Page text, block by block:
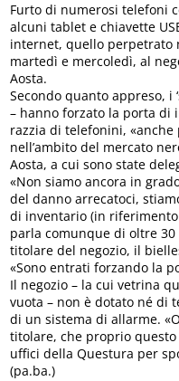
Furto di numerosi telefoni
alcuni tablet e chiavette
internet, quello perpetrato
martedì e mercoledì, al
Aosta.
Secondo quanto appreso, i
– hanno forzato la porta di
razzia di telefonini,
nell’ambito del mercato
Aosta, a cui sono state
«Non siamo ancora in
del danno arrecatoci,
di inventario (in
parla comunque di oltre
titolare del negozio, il
«Sono entrati forzando la
Il negozio – la cui vetrina
vuota – non è dotato né di
di un sistema di allarme.
titolare, che proprio
uffici della Questura per
(pa.ba.)